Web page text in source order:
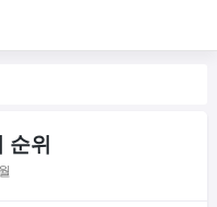
순위